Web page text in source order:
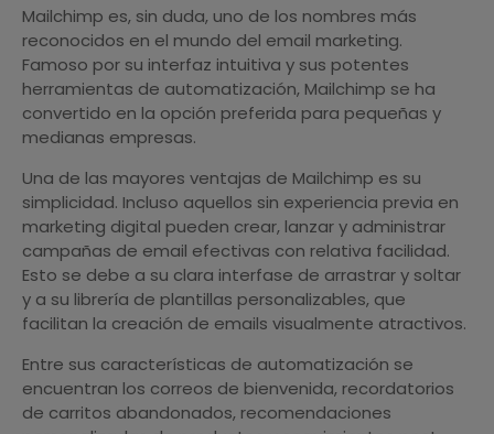
Mailchimp es, sin duda, uno de los nombres más
reconocidos en el mundo del email marketing.
Famoso por su interfaz intuitiva y sus potentes
herramientas de automatización, Mailchimp se ha
convertido en la opción preferida para pequeñas y
medianas empresas.
Una de las mayores ventajas de Mailchimp es su
simplicidad. Incluso aquellos sin experiencia previa en
marketing digital pueden crear, lanzar y administrar
campañas de email efectivas con relativa facilidad.
Esto se debe a su clara interfase de arrastrar y soltar
y a su librería de plantillas personalizables, que
facilitan la creación de emails visualmente atractivos.
Entre sus características de automatización se
encuentran los correos de bienvenida, recordatorios
de carritos abandonados, recomendaciones